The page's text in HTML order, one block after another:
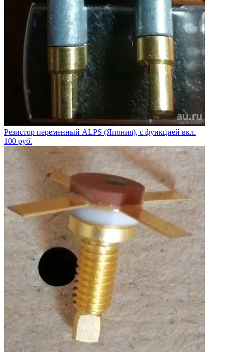
Резистор переменный ALPS (Япония), с функцией вкл.
100 руб.